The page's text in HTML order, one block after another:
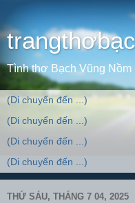
Tình thơ Bạch Vũng Nồm
THỨ SÁU, THÁNG 7 04, 2025